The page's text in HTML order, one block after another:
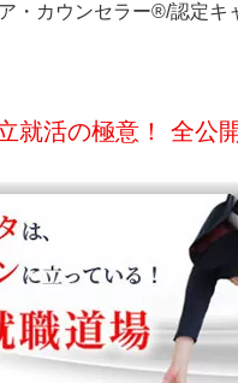
・カウンセラー®/認定キ
就活の極意！ 全公